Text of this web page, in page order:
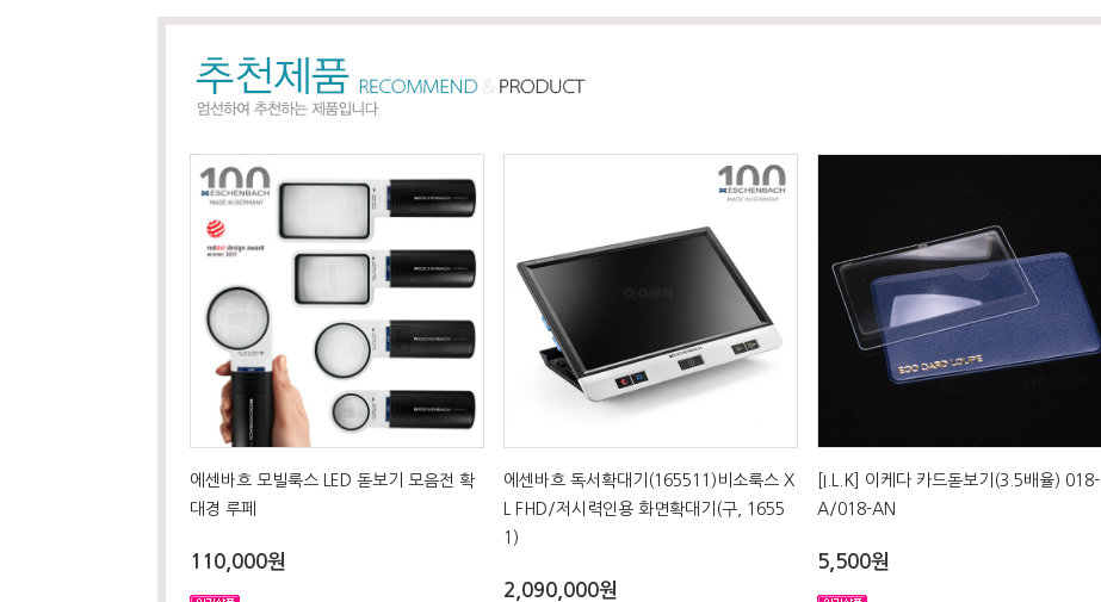
에센바흐 모빌룩스 LED 돋보기 모음전 확
대경 루페
110,000원
에센바흐 독서확대기(165511)비소룩스 X
L FHD/저시력인용 화면확대기(구, 1655
1)
2,090,000원
[I.L.K] 이케다 카드돋보기(3.5배율) 018-
A/018-AN
5,500원